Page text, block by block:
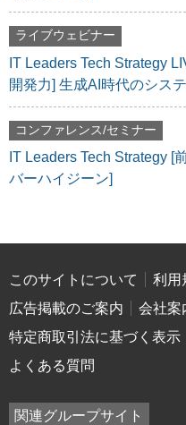
ライブウェビナー
IT Leaders Tech Strategy
開発力] 生成AI時代のシス
コンファレンス/セミナー
IT Leaders Tech Strategy [
バーハイジーン]
このサイトについて 利用
広告掲載のご案内
会社案
特定商取引法に基づく表示
よくある質問
関連グループサイト